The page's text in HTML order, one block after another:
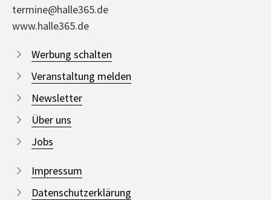
termine@halle365.de
www.halle365.de
Werbung schalten
Veranstaltung melden
Newsletter
Über uns
Jobs
Impressum
Datenschutzerklärung